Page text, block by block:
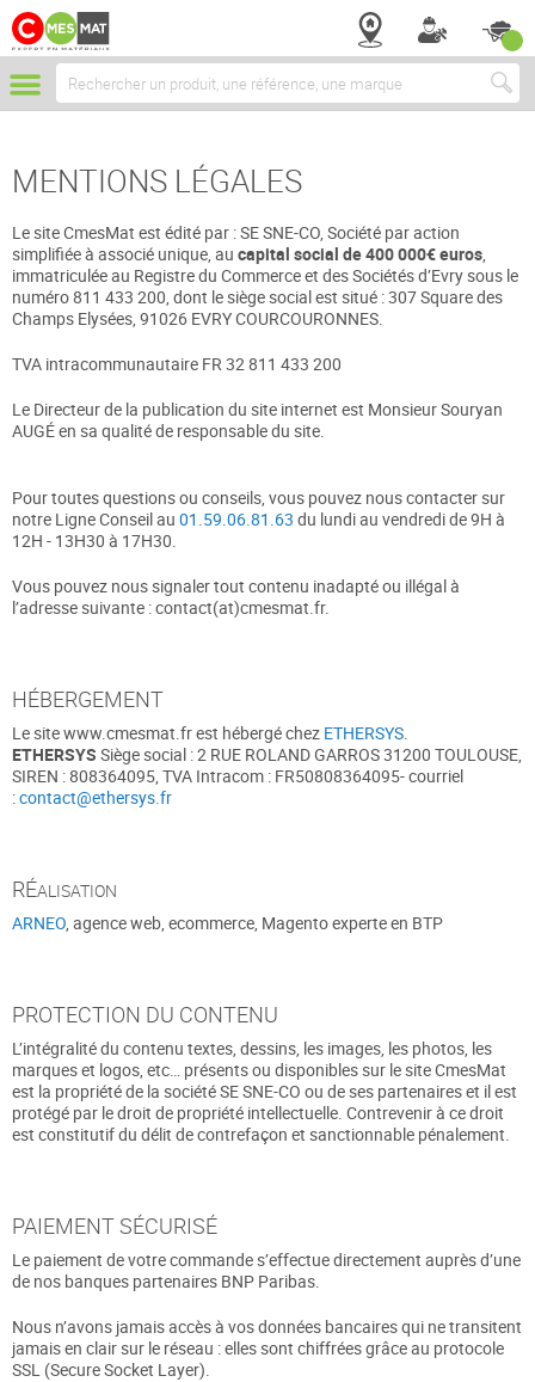
Chercher
MENTIONS LÉGALES
Le site CmesMat est édité par : SE SNE-CO, Société par action
simplifiée à associé unique, au capital social de 400 000€ euros,
immatriculée au Registre du Commerce et des Sociétés d’Evry sous le
numéro 811 433 200, dont le siège social est situé : 307 Square des
Champs Elysées, 91026 EVRY COURCOURONNES.
TVA intracommunautaire FR 32 811 433 200
Le Directeur de la publication du site internet est Monsieur Souryan
AUGÉ en sa qualité de responsable du site.
Pour toutes questions ou conseils, vous pouvez nous contacter sur
notre Ligne Conseil au 01.59.06.81.63 du lundi au vendredi de 9H à
12H - 13H30 à 17H30.
Vous pouvez nous signaler tout contenu inadapté ou illégal à
l’adresse suivante : contact(at)cmesmat.fr.
HÉBERGEMENT
Le site www.cmesmat.fr est hébergé chez ETHERSYS.
ETHERSYS Siège social : 2 RUE ROLAND GARROS 31200 TOULOUSE,
SIREN : 808364095, TVA Intracom : FR50808364095- courriel
:contact@ethersys.fr
RÉALISATION
ARNEO, agence web, ecommerce, Magento experte en BTP
PROTECTION DU CONTENU
L’intégralité du contenu textes, dessins, les images, les photos, les
marques et logos, etc… présents ou disponibles sur le site CmesMat
est la propriété de la société SE SNE-CO ou de ses partenaires et il est
protégé par le droit de propriété intellectuelle. Contrevenir à ce droit
est constitutif du délit de contrefaçon et sanctionnable pénalement.
PAIEMENT SÉCURISÉ
Le paiement de votre commande s’effectue directement auprès d’une
de nos banques partenaires BNP Paribas.
Nous n’avons jamais accès à vos données bancaires qui ne transitent
jamais en clair sur le réseau : elles sont chiffrées grâce au protocole
SSL (Secure Socket Layer).